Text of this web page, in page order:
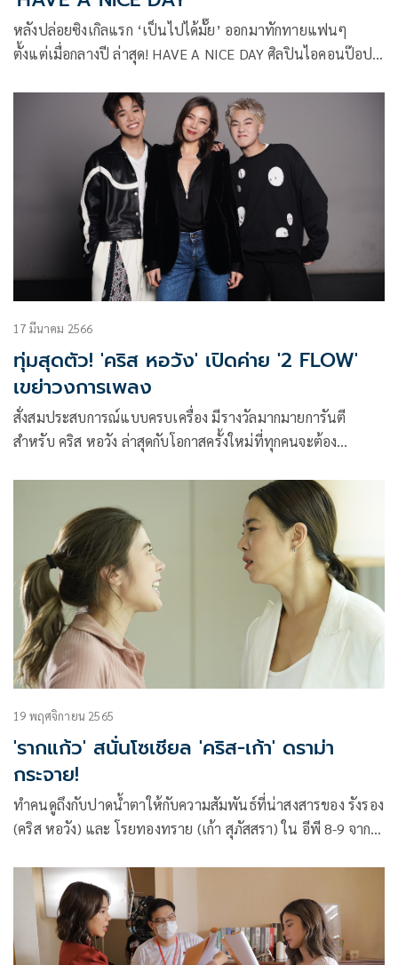
หลังปล่อยซิงเกิลแรก ‘เป็นไปได้มั๊ย’ ออกมาทักทายแฟนๆ
ตั้งแต่เมื่อกลางปี ล่าสุด! HAVE A NICE DAY ศิลปินไอคอนป๊อปร็
(มือกีตาร์), นน นนท์ปวิธ (มือเบส) และ แสนดี รพี (มือกลอง)
ค่าย 2Flow Entertainment ภายใต้การดูแลของ คริส หอวัง ครั้ง
นี้ทั้ง 4 หนุ่ม กลับมาพร้อมเพลงใหม่แทนใจคนแอบหวัง! กับ
ซิงเกิลลำดับที่ 2 ที่มีชื่อว่า ‘ซ้อมรอ’
17 มีนาคม 2566
ทุ่มสุดตัว! 'คริส หอวัง' เปิดค่าย '2 FLOW'
เขย่าวงการเพลง
สั่งสมประสบการณ์แบบครบเครื่อง มีรางวัลมากมายการันตี
สำหรับ คริส หอวัง ล่าสุดกับโอกาสครั้งใหม่ที่ทุกคนจะต้อง
ค่าย 2 FLOW (ทูโฟลว์) ควบคุมการผลิตเองทุกขั้นตอน ภายใต้
Workpoint Entertainment พร้อมเปิดตัวศิลปินดูโอ้เบอร์แรก
THI-O & TUTOR (ไทโอ ติวเตอร์) เตรียมเดบิวต์ปล่อยซิงเกิ้ลแรก
MOVE ON (มูฟออน) เพลงแนวป๊อบ ผสมกลิ่นอายอาร์แอนด์บี
และฮิปฮอป ปักหมุดออกมาให้ฟังกัน 23 มีนาคมนี้
19 พฤศจิกายน 2565
'รากแก้ว' สนั่นโซเชียล 'คริส-เก้า' ดราม่า
กระจาย!
ทำคนดูถึงกับปาดน้ำตาให้กับความสัมพันธ์ที่น่าสงสารของ รังรอง
(คริส หอวัง) และ โรยทองทราย (เก้า สุภัสสรา) ใน อีพี 8-9 จาก
สุดๆ